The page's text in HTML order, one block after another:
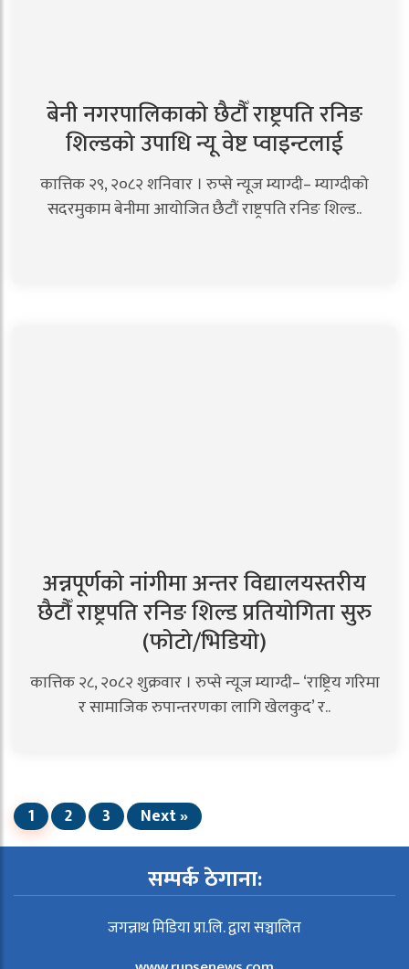
बेनी नगरपालिकाको छैटौँ राष्ट्रपति रनिङ
शिल्डको उपाधि न्यू वेष्ट प्वाइन्टलाई
कात्तिक २९, २०८२ शनिवार । रुप्से न्यूज म्याग्दी– म्याग्दीको
सदरमुकाम बेनीमा आयोजित छैटौं राष्ट्रपति रनिङ शिल्ड..
अन्नपूर्णको नांगीमा अन्तर विद्यालयस्तरीय
छैटौँ राष्ट्रपति रनिङ शिल्ड प्रतियोगिता सुरु
(फोटो/भिडियो)
कात्तिक २८, २०८२ शुक्रवार । रुप्से न्यूज म्याग्दी– ‘राष्ट्रिय गरिमा
र सामाजिक रुपान्तरणका लागि खेलकुद’ र..
1 2 3 Next »
सम्पर्क ठेगाना:
जगन्नाथ मिडिया प्रा.लि. द्वारा सञ्चालित